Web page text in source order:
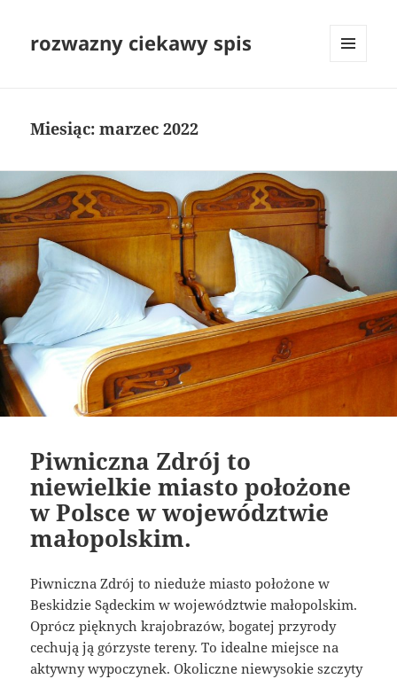
rozwazny ciekawy spis
Miesiąc:marzec 2022
Piwniczna Zdrój to
niewielkie miasto położone
w Polsce w województwie
małopolskim.
Piwniczna Zdrój to nieduże miasto położone w
Beskidzie Sądeckim w województwie małopolskim.
Oprócz pięknych krajobrazów, bogatej przyrody
cechują ją górzyste tereny. To idealne miejsce na
aktywny wypoczynek. Okoliczne niewysokie szczyty